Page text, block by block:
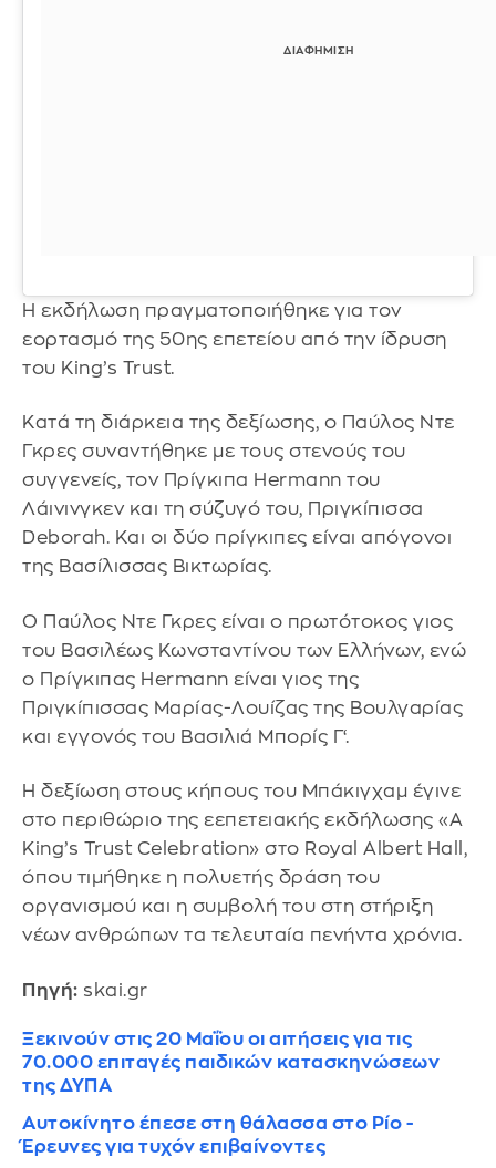
Η εκδήλωση πραγματοποιήθηκε για τον
εορτασμό της 50ης επετείου από την ίδρυση
του King’s Trust.
Κατά τη διάρκεια της δεξίωσης, ο Παύλος Ντε
Γκρες συναντήθηκε με τους στενούς του
συγγενείς, τον Πρίγκιπα Hermann του
Λάινινγκεν και τη σύζυγό του, Πριγκίπισσα
Deborah. Και οι δύο πρίγκιπες είναι απόγονοι
της Βασίλισσας Βικτωρίας.
Ο Παύλος Ντε Γκρες είναι ο πρωτότοκος γιος
του Βασιλέως Κωνσταντίνου των Ελλήνων, ενώ
ο Πρίγκιπας Hermann είναι γιος της
Πριγκίπισσας Μαρίας-Λουίζας της Βουλγαρίας
και εγγονός του Βασιλιά Μπορίς Γ‘.
Η δεξίωση στους κήπους του Μπάκιγχαμ έγινε
στο περιθώριο της εεπετειακής εκδήλωσης «A
King’s Trust Celebration» στο Royal Albert Hall,
όπου τιμήθηκε η πολυετής δράση του
οργανισμού και η συμβολή του στη στήριξη
νέων ανθρώπων τα τελευταία πενήντα χρόνια.
Πηγή: skai.gr
Ξεκινούν στις 20 Μαΐου οι αιτήσεις για τις
70.000 επιταγές παιδικών κατασκηνώσεων
της ΔΥΠΑ
Αυτοκίνητο έπεσε στη θάλασσα στο Ρίο -
Έρευνες για τυχόν επιβαίνοντες